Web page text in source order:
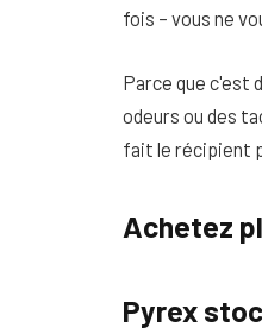
fois – vous ne
Parce que c'est
odeurs ou des
fait le récipient
Achetez
Pyrex